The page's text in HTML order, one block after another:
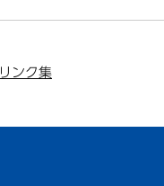
リンク集